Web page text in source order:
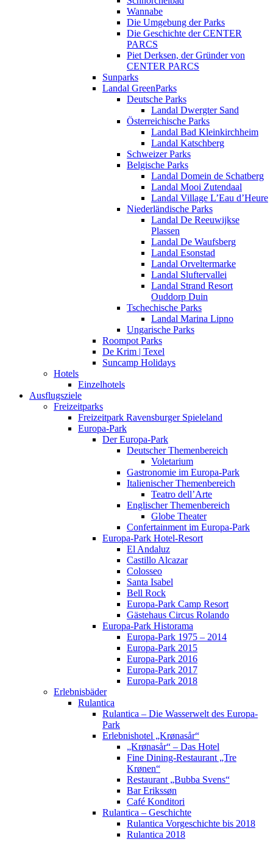
Wannabe
Die Umgebung der Parks
Die Geschichte der CENTER
PARCS
Piet Derksen, der Gründer von
CENTER PARCS
Sunparks
Landal GreenParks
Deutsche Parks
Landal Dwergter Sand
Österreichische Parks
Landal Bad Kleinkirchheim
Landal Katschberg
Schweizer Parks
Belgische Parks
Landal Domein de Schatberg
Landal Mooi Zutendaal
Landal Village L’Eau d’Heure
Niederländische Parks
Landal De Reeuwijkse
Plassen
Landal De Waufsberg
Landal Esonstad
Landal Orveltermarke
Landal Sluftervallei
Landal Strand Resort
Ouddorp Duin
Tschechische Parks
Landal Marina Lipno
Ungarische Parks
Roompot Parks
De Krim | Texel
Suncamp Holidays
Hotels
Einzelhotels
Ausflugsziele
Freizeitparks
Freizeitpark Ravensburger Spieleland
Europa-Park
Der Europa-Park
Deutscher Themenbereich
Voletarium
Gastronomie im Europa-Park
Italienischer Themenbereich
Teatro dell’Arte
Englischer Themenbereich
Globe Theater
Confertainment im Europa-Park
Europa-Park Hotel-Resort
El Andaluz
Castillo Alcazar
Colosseo
Santa Isabel
Bell Rock
Europa-Park Camp Resort
Gästehaus Circus Rolando
Europa-Park Historama
Europa-Park 1975 – 2014
Europa-Park 2015
Europa-Park 2016
Europa-Park 2017
Europa-Park 2018
Erlebnisbäder
Rulantica
Rulantica – Die Wasserwelt des Europa-
Park
Erlebnishotel „Krønasår“
„Krønasår“ – Das Hotel
Fine Dining-Restaurant „Tre
Krønen“
Restaurant „Bubba Svens“
Bar Erikssøn
Café Konditori
Rulantica – Geschichte
Rulantica Vorgeschichte bis 2018
Rulantica 2018